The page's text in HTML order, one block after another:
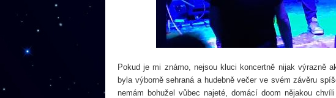
Pokud je mi známo, nejsou kluci koncertně nijak výrazně
byla výborně sehraná a hudebně večer ve svém závěru
nemám bohužel vůbec najeté, domácí doom nějakou